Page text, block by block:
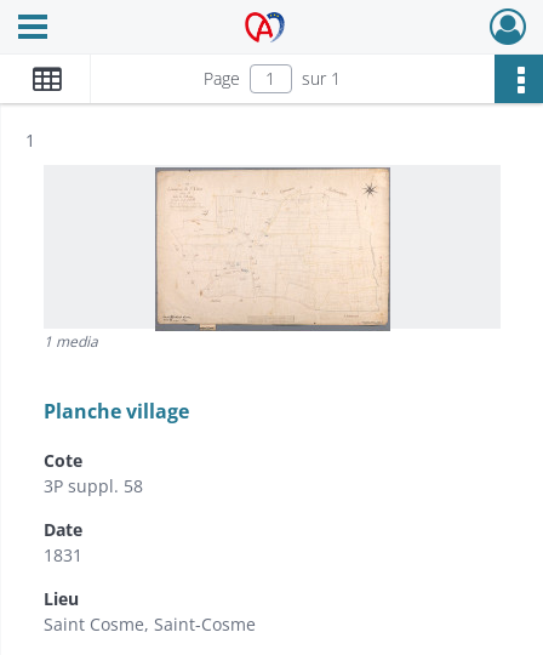
Archives Alsace - Colmar
Ouvrir le menu déroulant
Page sur 1
Résultat n°
1
1 media
Planche village
Cote
3P suppl. 58
Date
1831
Lieu
Saint Cosme, Saint-Cosme